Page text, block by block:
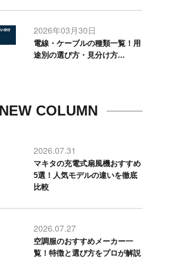
2026年03月30日
電線・ケーブルの種類一覧！用
途別の選び方・見分け方...
NEW COLUMN
2026.07.31
マキタの充電式扇風機おすすめ
5選！人気モデルの違いを徹底
比較
2026.07.27
空調服のおすすめメーカー一
覧！特徴と選び方をプロが解説